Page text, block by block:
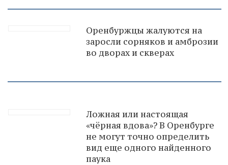
Оренбуржцы жалуются на
заросли сорняков и амброзии
во дворах и скверах
Ложная или настоящая
«чёрная вдова»? В Оренбурге
не могут точно определить
вид еще одного найденного
паука